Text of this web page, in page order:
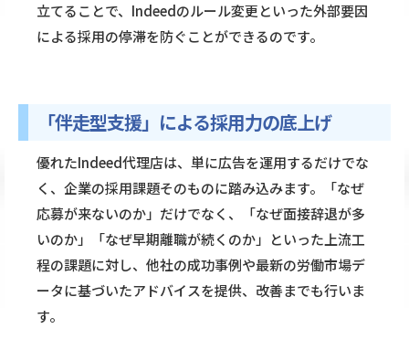
立てることで、Indeedのルール変更といった外部要因
による採用の停滞を防ぐことができるのです。
「伴走型支援」による採用力の底上げ
優れたIndeed代理店は、単に広告を運用するだけでな
く、企業の採用課題そのものに踏み込みます。「なぜ
応募が来ないのか」だけでなく、「なぜ面接辞退が多
いのか」「なぜ早期離職が続くのか」といった上流工
程の課題に対し、他社の成功事例や最新の労働市場デ
ータに基づいたアドバイスを提供、改善までも行いま
す。